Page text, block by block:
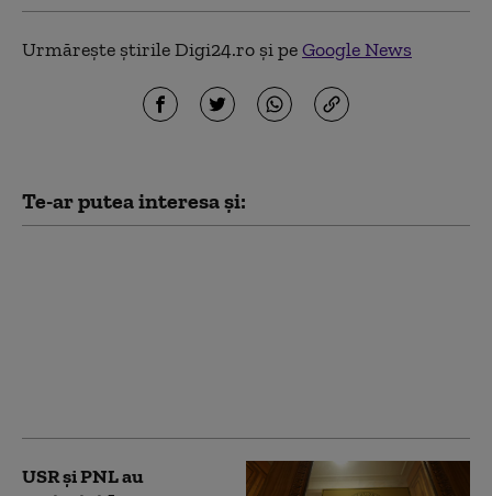
Urmărește știrile Digi24.ro și peGoogle News
Te-ar putea interesa și:
USR și PNL au